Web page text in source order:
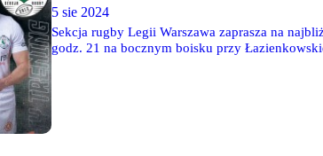
5 sie 2024
Sekcja rugby Legii Warszawa zaprasza na